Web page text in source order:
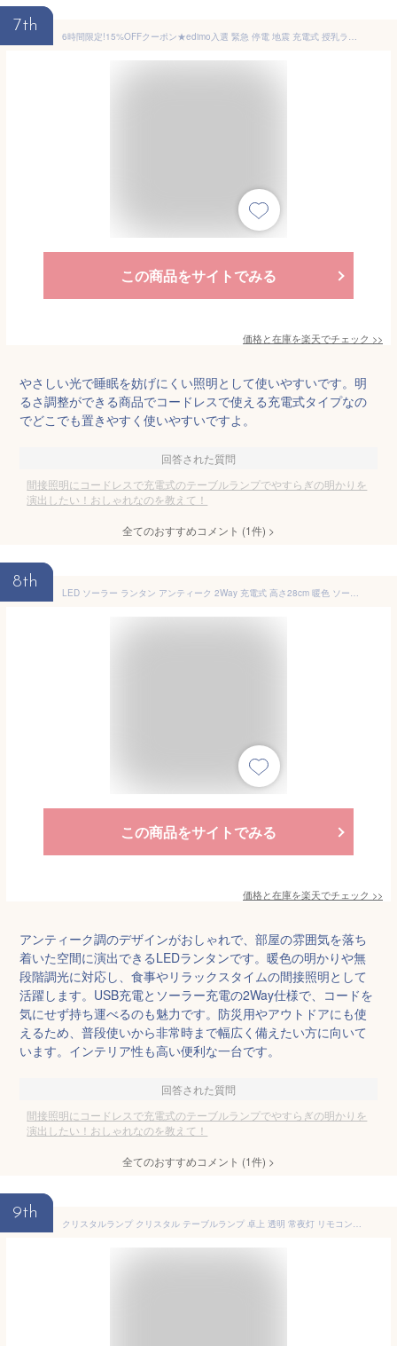
7th
6時間限定!15%OFFクーポン★edimo入選 緊急 停電 地震 充電式 授乳ライト テーブルランプ 赤ちゃん デスクライト 常夜灯 led照明 ナイトライト 調光 スタンドライト おしゃれ ランプ ベッドサイド インテリア ルームライト 電気スタンド 寝室 子供部屋 かわいい お休み
この商品をサイトでみる
価格と在庫を楽天でチェック >>
やさしい光で睡眠を妨げにくい照明として使いやすいです。明
るさ調整ができる商品でコードレスで使える充電式タイプなの
でどこでも置きやすく使いやすいですよ。
回答された質問
間接照明にコードレスで充電式のテーブルランプでやすらぎの明かりを
演出したい！おしゃれなのを教えて！
全てのおすすめコメント (1件) >
8th
LED ソーラー ランタン アンティーク 2Way 充電式 高さ28cm 暖色 ソーラー充電 USB充電 明るい 無段階調光 キャンプ アウトドア 非常灯 防災ランプ おしゃれ レトロ LED ランプ ライト テーブルランプ テーブルライト 防災 吊り下げ 間接照明 インテリア
この商品をサイトでみる
価格と在庫を楽天でチェック >>
アンティーク調のデザインがおしゃれで、部屋の雰囲気を落ち
着いた空間に演出できるLEDランタンです。暖色の明かりや無
段階調光に対応し、食事やリラックスタイムの間接照明として
活躍します。USB充電とソーラー充電の2Way仕様で、コードを
気にせず持ち運べるのも魅力です。防災用やアウトドアにも使
えるため、普段使いから非常時まで幅広く備えたい方に向いて
います。インテリア性も高い便利な一台です。
回答された質問
間接照明にコードレスで充電式のテーブルランプでやすらぎの明かりを
演出したい！おしゃれなのを教えて！
全てのおすすめコメント (1件) >
9th
クリスタルランプ クリスタル テーブルランプ 卓上 透明 常夜灯 リモコン操作 USB充電式 ベッドサイドランプ 雰囲気を演出するナイトライト LEDライト RGB グラデーションランプ 【PL保険加入済み製品・安心】